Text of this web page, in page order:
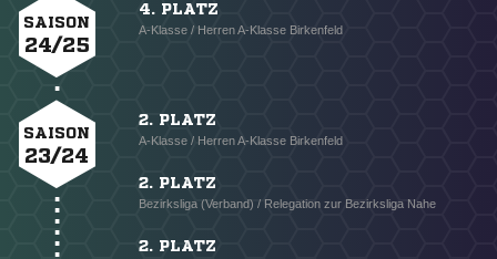
SAISON
24/25
4. PLATZ
A-Klasse / Herren A-Klasse Birkenfeld
SAISON
23/24
2. PLATZ
A-Klasse / Herren A-Klasse Birkenfeld
2. PLATZ
Bezirksliga (Verband) / Relegation zur Bezirksliga Nahe
2. PLATZ